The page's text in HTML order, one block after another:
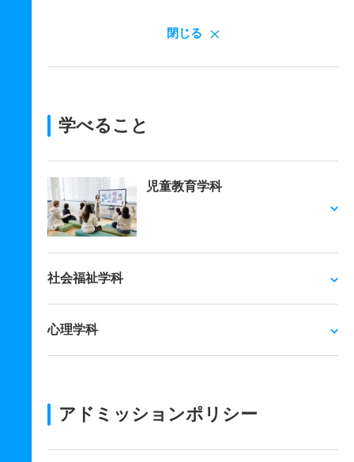
閉じる
学べること
児童教育学科
社会福祉学科
心理学科
アドミッションポリシー